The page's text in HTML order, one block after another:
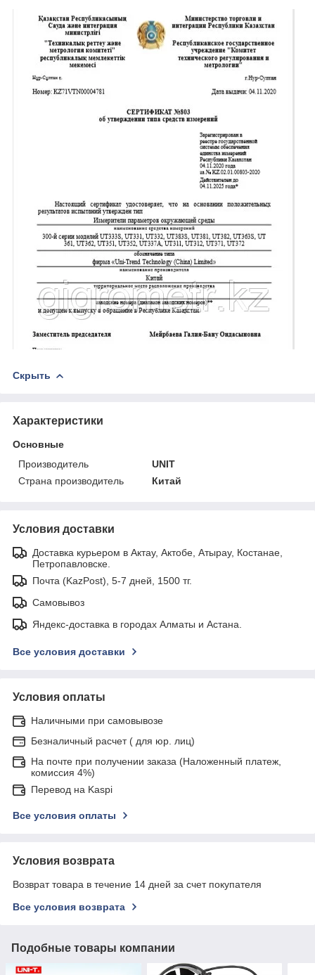
Скрыть
Характеристики
Основные
Производитель
UNIT
Страна производитель
Китай
Условия доставки
Доставка курьером в Актау, Актобе, Атырау, Костанае,
Петропавловске.
Почта (KazPost), 5-7 дней, 1500 тг.
Самовывоз
Яндекс-доставка в городах Алматы и Астана.
Все условия доставки
Условия оплаты
Наличными при самовывозе
Безналичный расчет ( для юр. лиц)
На почте при получении заказа (Наложенный платеж,
комиссия 4%)
Перевод на Kaspi
Все условия оплаты
Условия возврата
Возврат товара в течение 14 дней за счет покупателя
Все условия возврата
Подобные товары компании